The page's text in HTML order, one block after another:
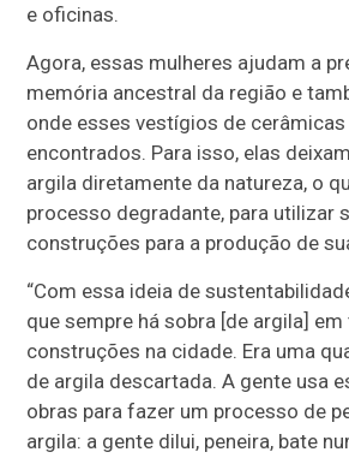
e oficinas.
Agora, essas mulheres ajudam a
memória ancestral da região e
onde esses vestígios de
encontrados. Para isso, elas
argila diretamente da natureza, o
processo degradante, para utilizar
construções para a produção de
“Com essa ideia de
que sempre há sobra [de argila]
construções na cidade. Era uma
de argila descartada. A gente usa
obras para fazer um processo de
argila: a gente dilui, peneira, bate